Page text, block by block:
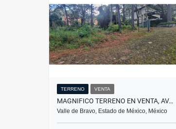
$24,000,000
TERRENO VENTA
MAGNIFICO TERRENO EN VENTA, AVANDARO
Valle de Bravo, Estado de México, México